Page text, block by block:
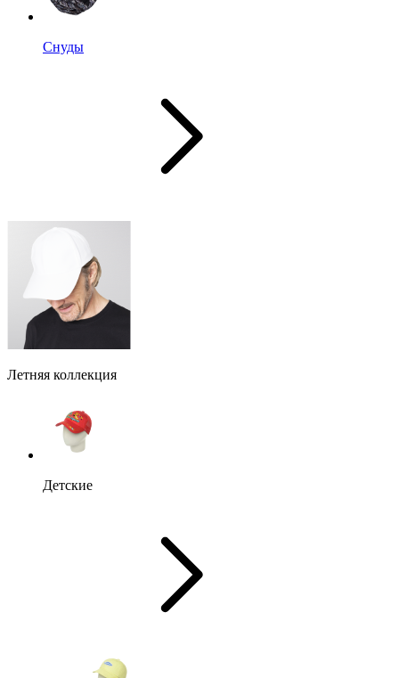
Снуды
Летняя коллекция
Детские